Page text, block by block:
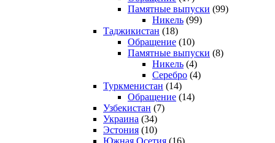
Памятные выпуски (99)
Никель (99)
Таджикистан (18)
Обращение (10)
Памятные выпуски (8)
Никель (4)
Серебро (4)
Туркменистан (14)
Обращение (14)
Узбекистан (7)
Украина (34)
Эстония (10)
Южная Осетия (16)